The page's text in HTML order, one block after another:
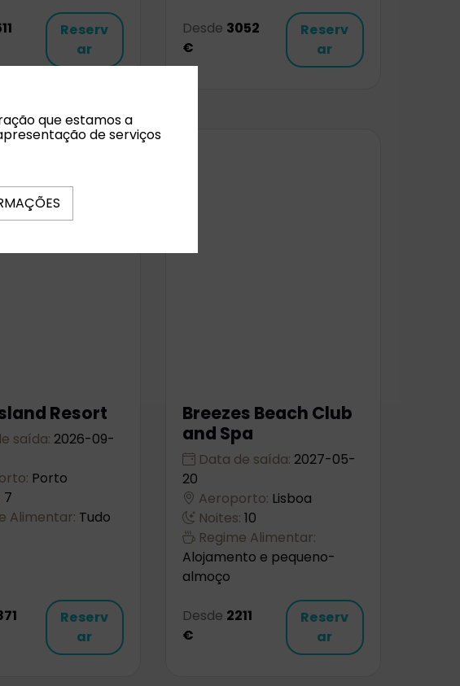
Reserv
ar
Desde 3052
€
Reserv
ar
Resort
saída: 2026-09-
Porto
7
Alimentar: Tudo
Reserv
ar
Breezes Beach Club
and Spa
Data de saída: 2027-05-
20
Aeroporto: Lisboa
Noites: 10
Regime Alimentar:
Alojamento e pequeno-
almoço
Desde 2211
€
Reserv
ar
que estamos a
de serviços